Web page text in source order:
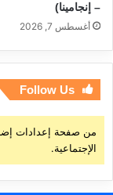
– إنجامينا)
أغسطس 7, 2026
Follow Us
من صفحة إعدادات
الإجتماعية.